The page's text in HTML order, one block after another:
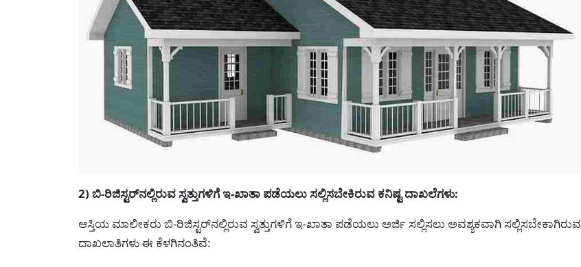
2) ಬಿ-ರಿಜಿಸ್ಟರ್‌ನಲ್ಲಿರುವ ಸ್ವತ್ತುಗಳಿಗೆ ಇ-ಖಾತಾ ಪಡೆಯಲು ಸಲ್ಲಿಸಬೇಕಿರುವ ಕನಿಷ್ಟ ದಾಖಲೆಗಳು:
ಆಸ್ತಿಯ ಮಾಲೀಕರು ಬಿ-ರಿಜಿಸ್ಟರ್‌ನಲ್ಲಿರುವ ಸ್ವತ್ತುಗಳಿಗೆ ಇ-ಖಾತಾ ಪಡೆಯಲು ಅರ್ಜಿ ಸಲ್ಲಿಸಲು ಅವಶ್ಯಕವಾಗಿ ಸಲ್ಲಿಸಬೇಕಾಗಿರುವ
ದಾಖಲಾತಿಗಳು ಈ ಕೆಳಗಿನಂತಿವೆ: